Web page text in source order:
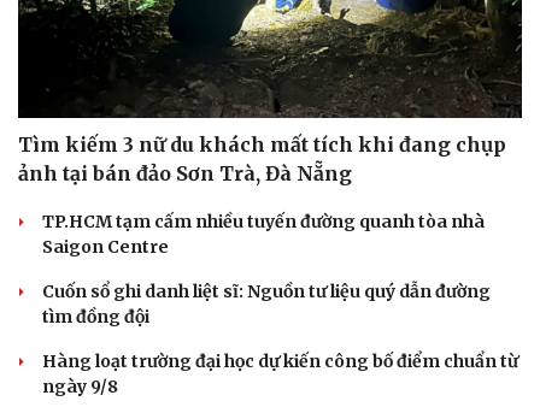
Du lịch
Tìm kiếm 3 nữ du khách mất tích khi đang chụp
ảnh tại bán đảo Sơn Trà, Đà Nẵng
TP.HCM tạm cấm nhiều tuyến đường quanh tòa nhà
Saigon Centre
Cuốn sổ ghi danh liệt sĩ: Nguồn tư liệu quý dẫn đường
tìm đồng đội
Hàng loạt trường đại học dự kiến công bố điểm chuẩn từ
ngày 9/8